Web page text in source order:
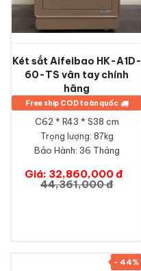
Két sắt Aifeibao HK-A1D-
60-TS vân tay chính
hãng
Free ship COD toàn quốc
C62 * R43 * S38 cm
Trọng lượng: 87kg
Bảo Hành: 36 Tháng
Giá: 32,860,000 đ
44,361,000 đ
- 44%